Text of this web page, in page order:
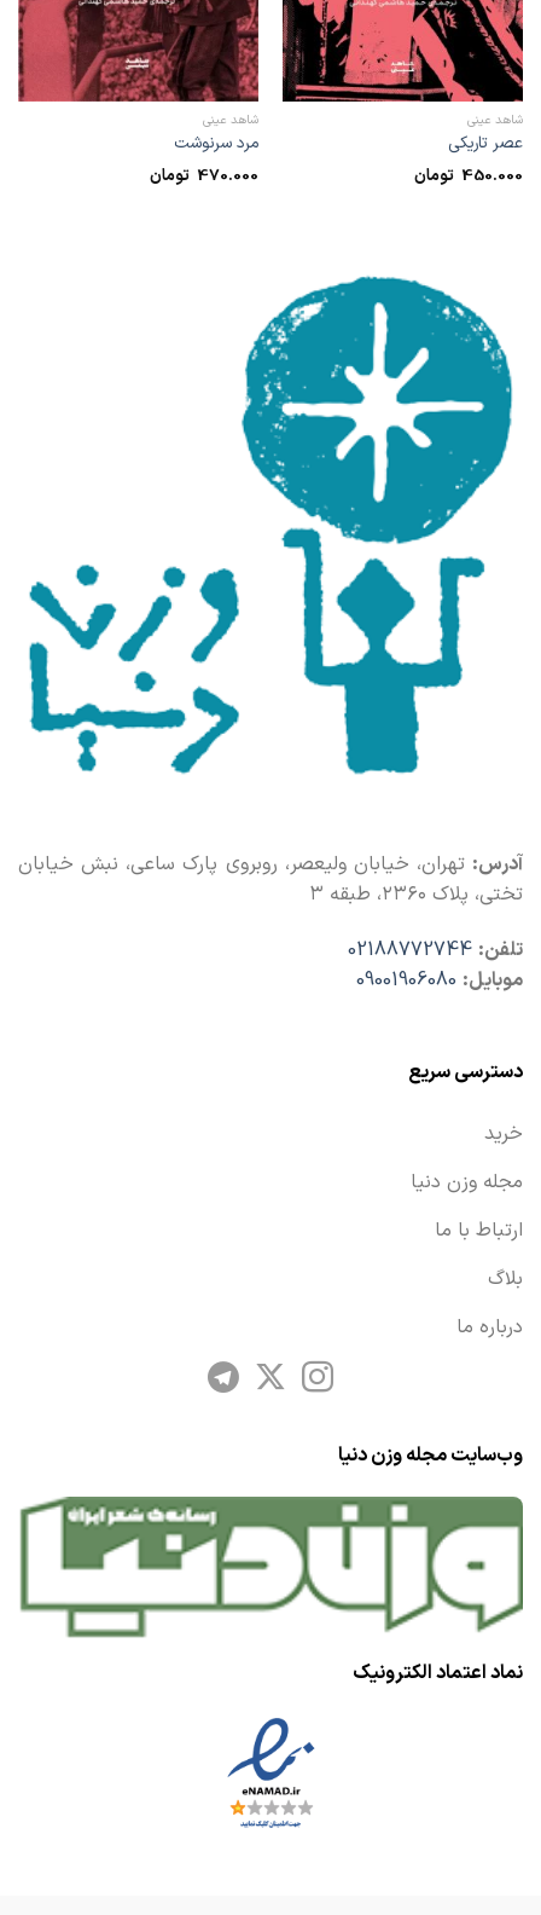
شاهد عینی
عصر تاریکی
450.000 تومان
شاهد عینی
مرد سرنوشت
470.000 تومان
آدرس: تهران، خیابان ولیعصر، روبروی پارک ساعی، نبش خیابان
تختی، پلاک ۲۳۶۰، طبقه ۳
تلفن: 02188772744
موبایل: 09001906080
دسترسی سریع
خرید
مجله وزن دنیا
ارتباط با ما
بلاگ
درباره ما
وب‌سایت مجله وزن دنیا
نماد اعتماد الکترونیک